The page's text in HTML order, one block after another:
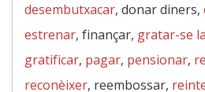
desembutxacar, donar diners,
estrenar, finançar, gratar-se
gratificar, pagar, pensionar,
reconèixer, reembossar,